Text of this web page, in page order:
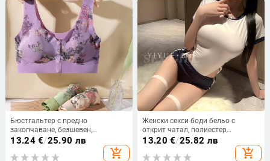
Бюстгальтер с предно
закопчаване, безшевен,
повдигащ, стил жилетка, дишащ
13.24€/25.90 лв
add_shopping_cart
Женски секси боди бельо с
открит чатал, полиестер
униформен стил, ролево
13.20 €/25.82 лв
add_shopping_cart